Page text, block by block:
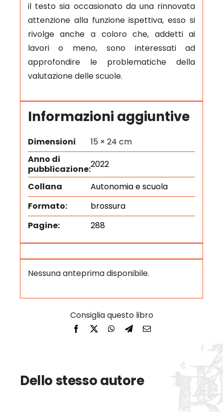
il testo sia occasionato da una rinnovata
attenzione alla funzione ispettiva, esso si
rivolge anche a coloro che, addetti ai
lavori o meno, sono interessati ad
approfondire le problematiche della
valutazione delle scuole.
Informazioni aggiuntive
Dimensioni
15 × 24 cm
Anno di
pubblicazione:2022
Collana
Autonomia e scuola
Formato:
brossura
Pagine:
288
Nessuna anteprima disponibile.
Dello stesso autore